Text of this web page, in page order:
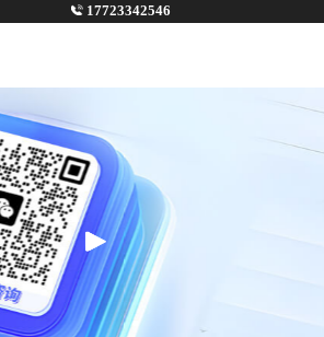
17723342546